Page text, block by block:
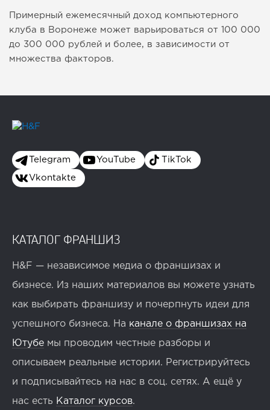
Примерный ежемесячный доход компьютерного
клуба в Воронеже может варьироваться от 100 000
до 300 000 рублей и более, в зависимости от
множества факторов.
Telegram YouTube TikTok
Vkontakte
КАТАЛОГ ФРАНШИЗ
H&F — независимое медиа о франшизах и
бизнесе. Из наших материалов вы можете узнать
как выбирать франшизу и почерпнуть идеи для
успешного бизнеса. На канале о франшизах на
Ютубе мы проводим честные разборы и
описываем реальные истории. Регистрируйтесь
и подписывайтесь на нас в соц. сетях. А ещё у
нас есть Каталог курсов.